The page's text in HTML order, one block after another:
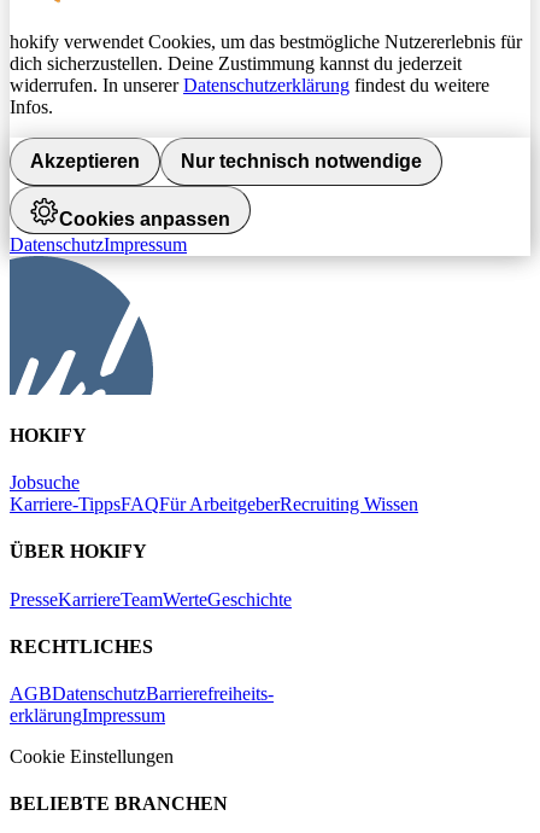
hokify verwendet Cookies, um das bestmögliche Nutzererlebnis für
dich sicherzustellen. Deine Zustimmung kannst du jederzeit
widerrufen. In unsererDatenschutzerklärung findest du weitere
Infos.
Akzeptieren Nur technisch notwendige
Cookies anpassen
DatenschutzImpressum
HOKIFY
Jobsuche
Karriere-TippsFAQFür ArbeitgeberRecruiting Wissen
ÜBER HOKIFY
PresseKarriereTeamWerteGeschichte
RECHTLICHES
AGBDatenschutzBarrierefreiheits-
erklärungImpressum
Cookie Einstellungen
BELIEBTE BRANCHEN